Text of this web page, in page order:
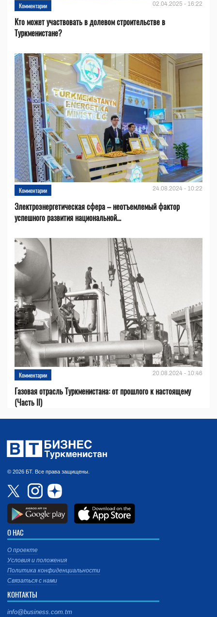
Комментарии 02.04.2025 - 16:22
Кто может участвовать в долевом строительстве в
Туркменистане?
Комментарии 24.08.2024 - 10:22
Электроэнергетическая сфера – неотъемлемый фактор
успешного развития национальной...
Комментарии 20.08.2024 - 10:46
Газовая отрасль Туркменистана: от прошлого к настоящему
(Часть II)
© 2026 БТ. Все права защищены.
О НАС
О проекте
Условия и положения
Политика конфиденциальности
Связаться с нами
КОНТАКТЫ
info@business.com.tm